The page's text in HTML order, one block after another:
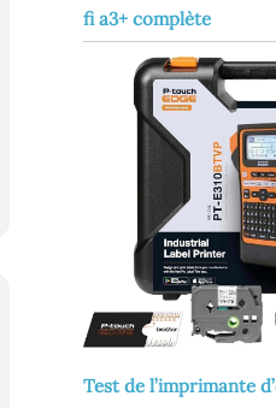
fi a3+ complète
Test de l’imprimante